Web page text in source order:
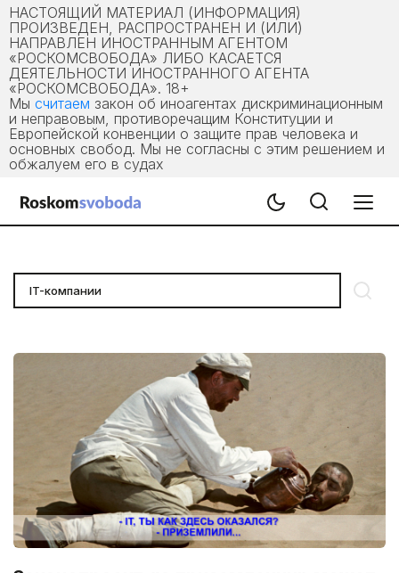
НАСТОЯЩИЙ МАТЕРИАЛ (ИНФОРМАЦИЯ)
ПРОИЗВЕДЕН, РАСПРОСТРАНЕН И (ИЛИ)
НАПРАВЛЕН ИНОСТРАННЫМ АГЕНТОМ
«РОСКОМСВОБОДА» ЛИБО КАСАЕТСЯ
ДЕЯТЕЛЬНОСТИ ИНОСТРАННОГО АГЕНТА
«РОСКОМСВОБОДА». 18+
Мы считаем закон об иноагентах дискриминационным
и неправовым, противоречащим Конституции и
Европейской конвенции о защите прав человека и
основных свобод. Мы не согласны с этим решением и
обжалуем его в судах